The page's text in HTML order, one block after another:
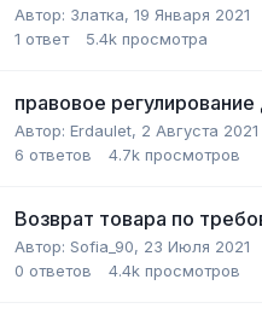
Автор: Златка, 19 Января 2021
1 ответ 5.4k просмотра
правовое
Автор: Erdaulet, 2 Августа 2021
6 ответов 4.7k просмотров
Возврат товара по
Автор: Sofia_90, 23 Июля 2021
0 ответов 4.4k просмотров